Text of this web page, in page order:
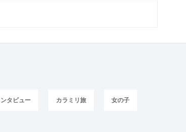
タビュー カラミリ旅 女の子